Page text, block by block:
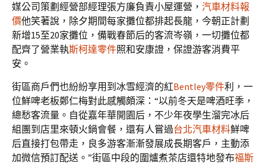
媒公司策劃經營部經理張方廉負責小屋運營， 汽車材料報
價他笑著說，除夕期間每家攤位都排起長龍，今朝正計劃
新增15至20家攤位，備戰春節后的客流岑嶺，一切攤位都
配齊了營業執斯柯達零件照和安康證，保證游客消費平
安。
街區商戶們也紛紛享用到冰雪經濟的紅Bentley零件利，一
位鮮啤老板鄭仁梅對此感觸頗深：“以前冬天是啤酒旺季，
總愁客流量。自從嘉年華開園后，不少年夜學生溜完冰后
組團到店里來頓火鍋會餐，還有人嘗過台北汽車材料鮮啤
后直接打包帶走，良多游客漸漸發展成長期客戶，主動添
加微信預訂配送。”街區中段的圍爐煮茶店還特地發布福斯